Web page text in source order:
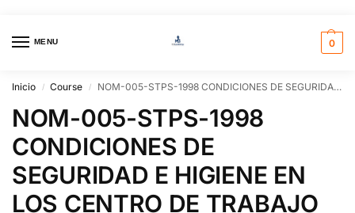
MENU 0
Inicio / Course / NOM-005-STPS-1998 CONDICIONES DE SEGURIDAD E HIGIENE EN LOS CENTRO DE TRABAJO PARA EL MANEJO, TRANSPORTE Y ALMACENAMIENTO DE SUSTANCIAS QUIMICAS PELIGROSAS.
NOM-005-STPS-1998
CONDICIONES DE
SEGURIDAD E HIGIENE EN
LOS CENTRO DE TRABAJO